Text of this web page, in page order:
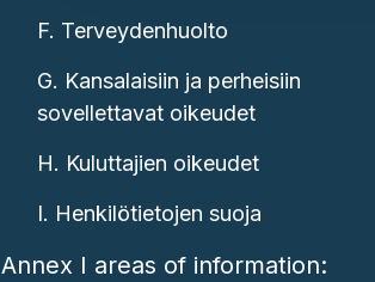
F. Terveydenhuolto
G. Kansalaisiin ja perheisiin
sovellettavat oikeudet
H. Kuluttajien oikeudet
I. Henkilötietojen suoja
Annex I areas of information: